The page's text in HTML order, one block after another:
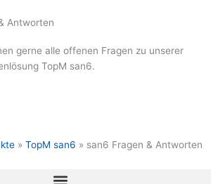
Antworten
gerne alle offenen Fragen zu unserer
TopM san6.
» TopM san6 » san6 Fragen & Antworten